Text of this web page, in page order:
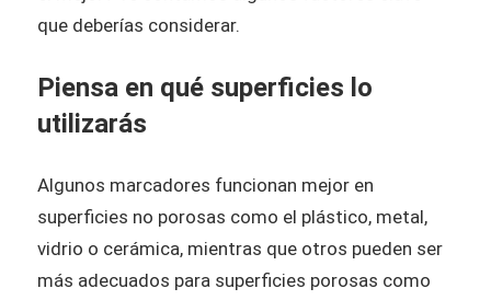
que deberías considerar.
Piensa en qué superficies lo
utilizarás
Algunos marcadores funcionan mejor en
superficies no porosas como el plástico, metal,
vidrio o cerámica, mientras que otros pueden ser
más adecuados para superficies porosas como